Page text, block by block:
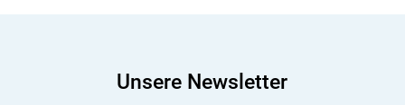
Unsere Newsletter